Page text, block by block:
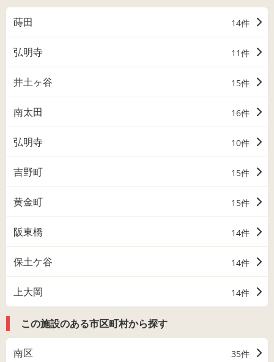
蒔田 14件
弘明寺 11件
井土ヶ谷 15件
南太田 16件
弘明寺 10件
吉野町 15件
黄金町 15件
阪東橋 14件
保土ケ谷 14件
上大岡 14件
この施設のある市区町村から探す
南区 35件